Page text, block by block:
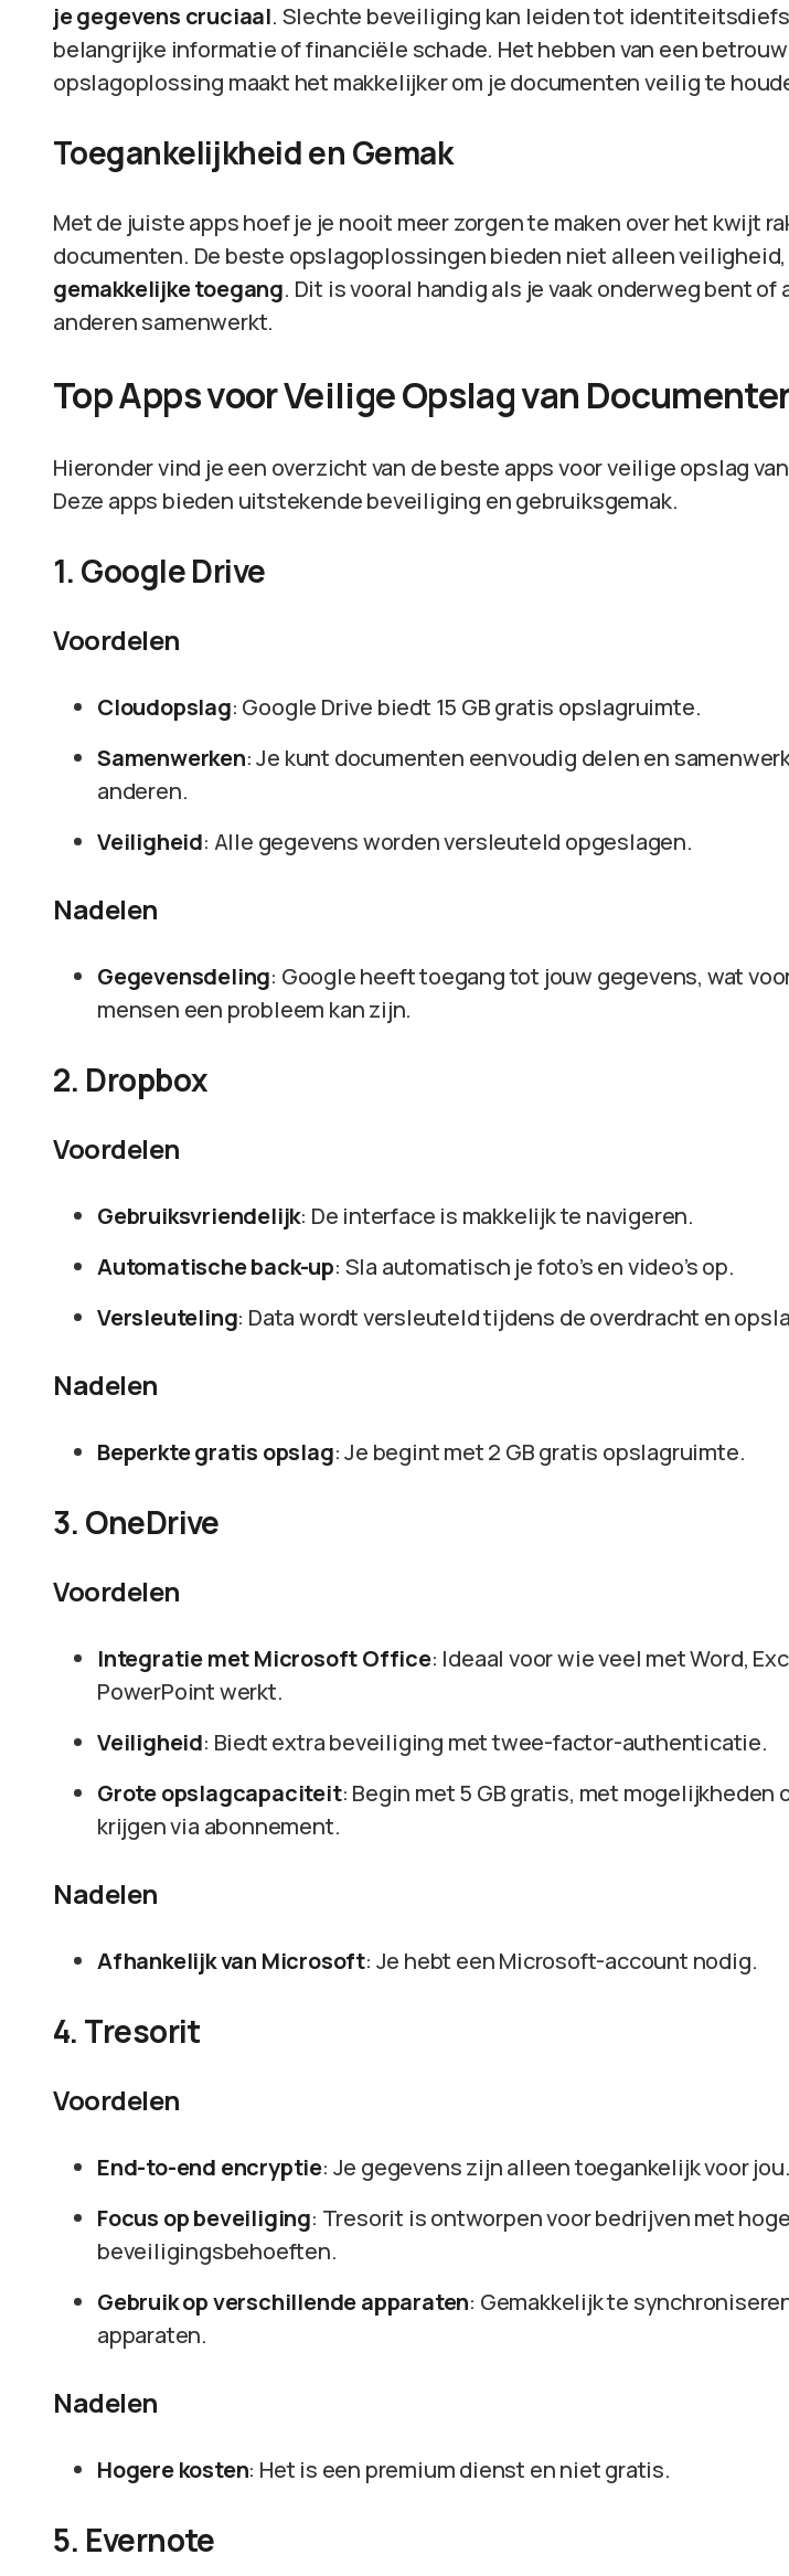
je gegevens cruciaal. Slechte beveiliging kan leiden tot
belangrijke informatie of financiële schade. Het hebben van een
opslagoplossing maakt het makkelijker om je documenten veilig te
Toegankelijkheid en Gemak
Met de juiste apps hoef je je nooit meer zorgen te maken over het kwijt
documenten. De beste opslagoplossingen bieden niet alleen veiligheid,
gemakkelijke toegang. Dit is vooral handig als je vaak onderweg bent of
anderen samenwerkt.
Top Apps voor Veilige Opslag van
Hieronder vind je een overzicht van de beste apps voor veilige opslag
Deze apps bieden uitstekende beveiliging en gebruiksgemak.
1. Google Drive
Voordelen
Cloudopslag: Google Drive biedt 15 GB gratis opslagruimte.
Samenwerken: Je kunt documenten eenvoudig delen en
anderen.
Veiligheid: Alle gegevens worden versleuteld opgeslagen.
Nadelen
Gegevensdeling: Google heeft toegang tot jouw gegevens, wat
mensen een probleem kan zijn.
2. Dropbox
Voordelen
Gebruiksvriendelijk: De interface is makkelijk te navigeren.
Automatische back-up: Sla automatisch je foto’s en video’s op.
Versleuteling: Data wordt versleuteld tijdens de overdracht en
Nadelen
Beperkte gratis opslag: Je begint met 2 GB gratis opslagruimte.
3. OneDrive
Voordelen
Integratie met Microsoft Office: Ideaal voor wie veel met Word,
PowerPoint werkt.
Veiligheid: Biedt extra beveiliging met twee-factor-authenticatie.
Grote opslagcapaciteit: Begin met 5 GB gratis, met mogelijkheden
krijgen via abonnement.
Nadelen
Afhankelijk van Microsoft: Je hebt een Microsoft-account nodig.
4. Tresorit
Voordelen
End-to-end encryptie: Je gegevens zijn alleen toegankelijk voor jou.
Focus op beveiliging: Tresorit is ontworpen voor bedrijven met hoge
beveiligingsbehoeften.
Gebruik op verschillende apparaten: Gemakkelijk te
apparaten.
Nadelen
Hogere kosten: Het is een premium dienst en niet gratis.
5. Evernote